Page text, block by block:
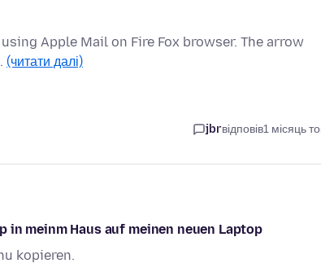
Apple Mail on Fire Fox browser. The arrow
(читати далі)
jbrвідповів1 місяць
in meinm Haus auf meinen neuen Laptop
kopieren.